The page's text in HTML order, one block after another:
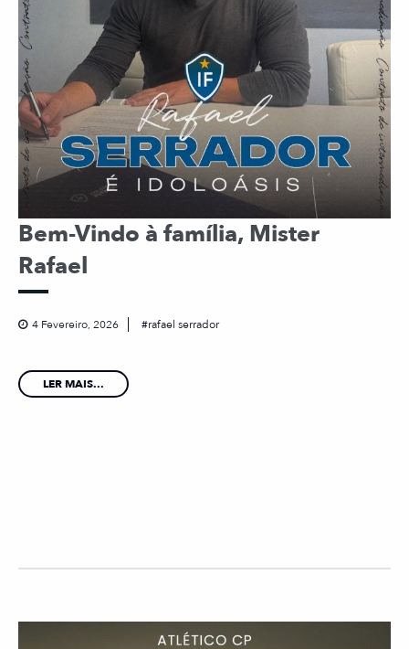
Bem-Vindo à família, Mister
Rafael
4 Fevereiro, 2026 rafael serrador
LER MAIS...